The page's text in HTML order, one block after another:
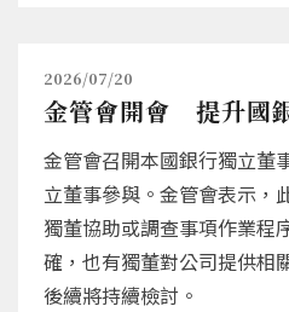
2026/07/20
金管會開會 提升國
金管會召開本國銀行獨立董
立董事參與。金管會表示，
獨董協助或調查事項作業程
確，也有獨董對公司提供相
後續將持續檢討。